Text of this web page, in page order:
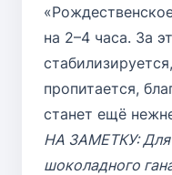
на 2–4 часа. За
пропитается,
станет ещё
НА ЗАМЕТКУ: Для
шоколадного